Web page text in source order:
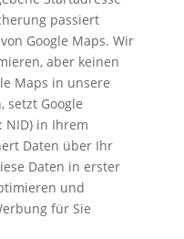
passiert
Google Maps. Wir
aber keinen
Maps in unsere
setzt Google
NID) in Ihrem
Daten über Ihr
Daten in erster
und
für Sie